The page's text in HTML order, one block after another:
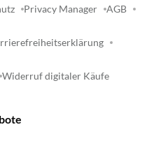
Privacy Manager AGB
Widerruf digitaler Käufe